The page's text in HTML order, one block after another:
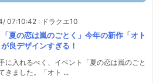
07:10:42 : ドラクエ10
夏の恋は嵐のごとく」今年の新作「オト
良デザインすぎる！
に入れるべく、イベント「夏の恋は嵐のごと
きました。「オト ...